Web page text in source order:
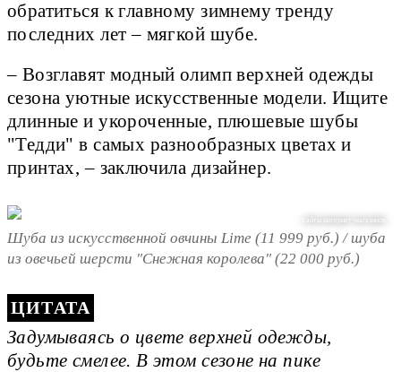
обратиться к главному зимнему тренду
последних лет – мягкой шубе.
– Возглавят модный олимп верхней одежды
сезона уютные искусственные модели. Ищите
длинные и укороченные, плюшевые шубы
"Тедди" в самых разнообразных цветах и
принтах, – заключила дизайнер.
сайты интернет-магазинов
Шуба из искусственной овчины Lime (11 999 руб.) / шуба
из овечьей шерсти "Снежная королева" (22 000 руб.)
Задумываясь о цвете верхней одежды,
будьте смелее. В этом сезоне на пике